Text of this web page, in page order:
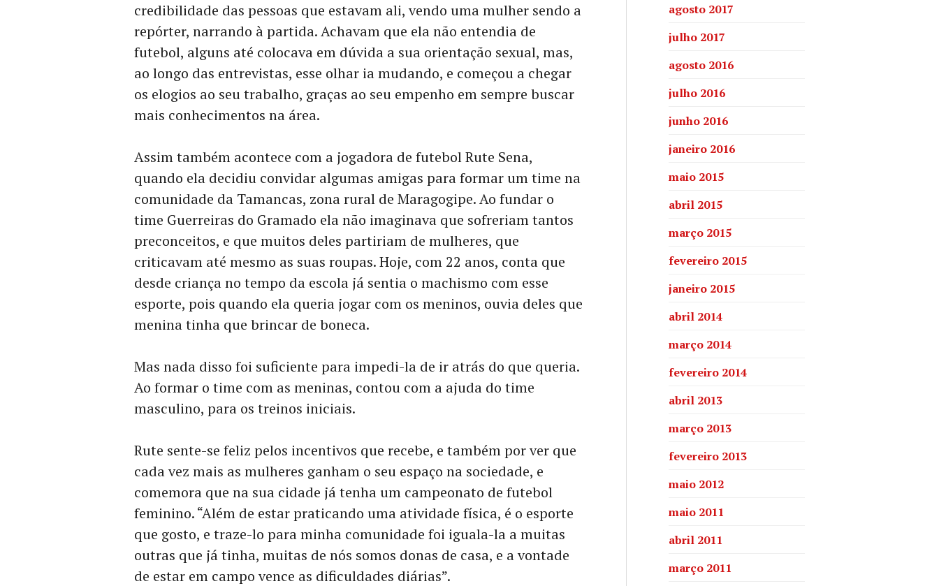
credibilidade das pessoas que estavam ali, vendo uma mulher sendo a
repórter, narrando à partida. Achavam que ela não entendia de
futebol, alguns até colocava em dúvida a sua orientação sexual, mas,
ao longo das entrevistas, esse olhar ia mudando, e começou a chegar
os elogios ao seu trabalho, graças ao seu empenho em sempre buscar
mais conhecimentos na área.
Assim também acontece com a jogadora de futebol Rute Sena,
quando ela decidiu convidar algumas amigas para formar um time na
comunidade da Tamancas, zona rural de Maragogipe. Ao fundar o
time Guerreiras do Gramado ela não imaginava que sofreriam tantos
preconceitos, e que muitos deles partiriam de mulheres, que
criticavam até mesmo as suas roupas. Hoje, com 22 anos, conta que
desde criança no tempo da escola já sentia o machismo com esse
esporte, pois quando ela queria jogar com os meninos, ouvia deles que
menina tinha que brincar de boneca.
Mas nada disso foi suficiente para impedi-la de ir atrás do que queria.
Ao formar o time com as meninas, contou com a ajuda do time
masculino, para os treinos iniciais.
Rute sente-se feliz pelos incentivos que recebe, e também por ver que
cada vez mais as mulheres ganham o seu espaço na sociedade, e
comemora que na sua cidade já tenha um campeonato de futebol
feminino. “Além de estar praticando uma atividade física, é o esporte
que gosto, e traze-lo para minha comunidade foi iguala-la a muitas
outras que já tinha, muitas de nós somos donas de casa, e a vontade
de estar em campo vence as dificuldades diárias”.
agosto 2017
julho 2017
agosto 2016
julho 2016
junho 2016
janeiro 2016
maio 2015
abril 2015
março 2015
fevereiro 2015
janeiro 2015
abril 2014
março 2014
fevereiro 2014
abril 2013
março 2013
fevereiro 2013
maio 2012
maio 2011
abril 2011
março 2011